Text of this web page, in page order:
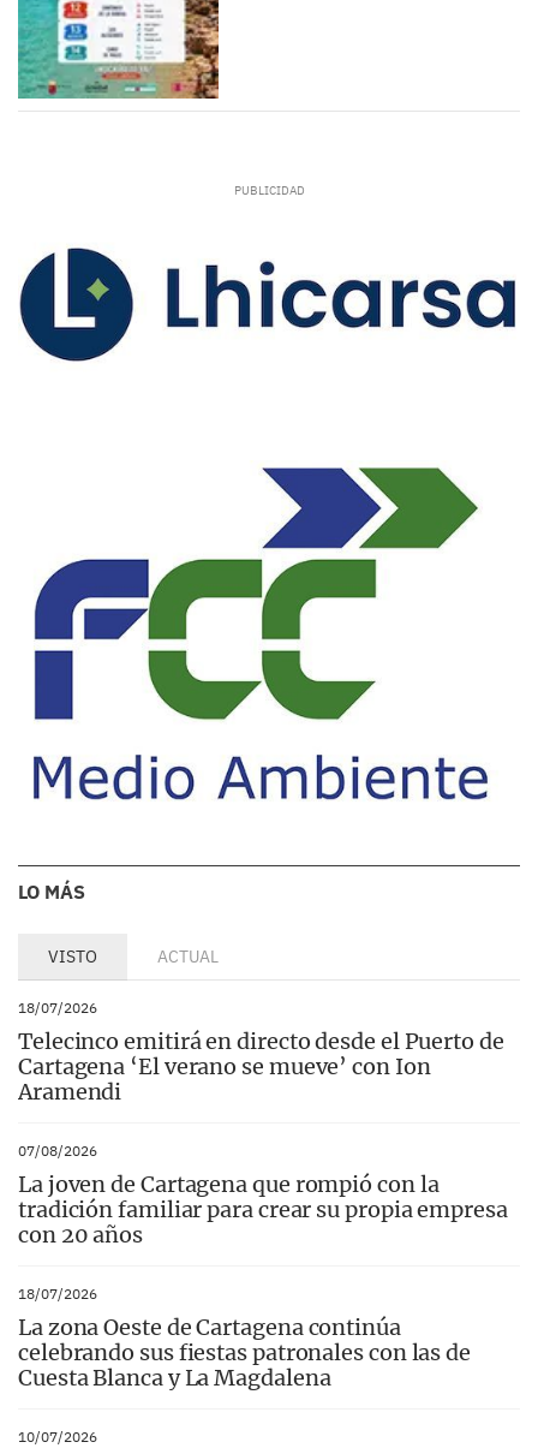
LO MÁS
VISTO ACTUAL
18/07/2026
Telecinco emitirá en directo desde el Puerto de
Cartagena ‘El verano se mueve’ con Ion
Aramendi
07/08/2026
La joven de Cartagena que rompió con la
tradición familiar para crear su propia empresa
con 20 años
18/07/2026
La zona Oeste de Cartagena continúa
celebrando sus fiestas patronales con las de
Cuesta Blanca y La Magdalena
10/07/2026